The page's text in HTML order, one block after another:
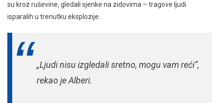
su kroz ruševine, gledali sjenke na zidovima – tragove ljudi
isparalih u trenutku eksplozije.
„Ljudi nisu izgledali sretno, mogu vam reći“,
rekao je Alberi.